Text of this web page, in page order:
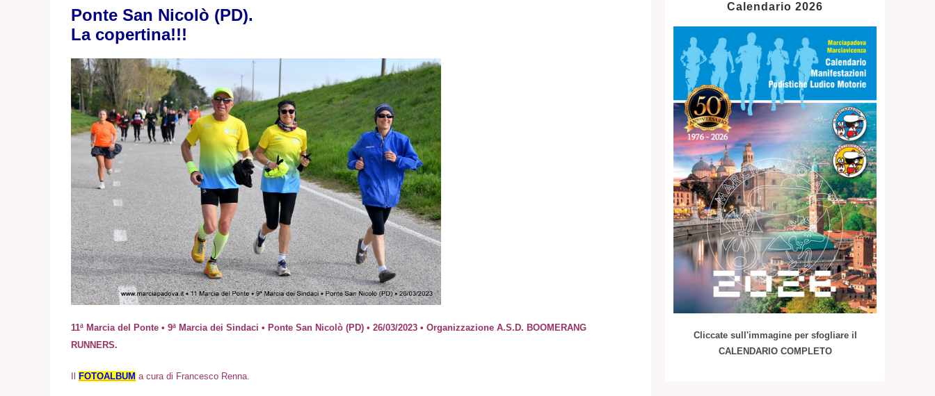
Ponte San Nicolò (PD).
La copertina!!!
11ª Marcia del Ponte • 9ª Marcia dei Sindaci • Ponte San Nicolò (PD) • 26/03/2023 • Organizzazione A.S.D. BOOMERANG
RUNNERS.
FOTOALBUM a cura di Francesco Renna
Calendario 2026
Cliccate sull'immagine per sfogliare il
CALENDARIO COMPLETO